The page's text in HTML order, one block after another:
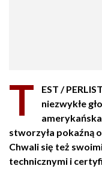
T
EST /
niezwykłe
stworzyła pokaźną
Chwali się też
technicznymi i